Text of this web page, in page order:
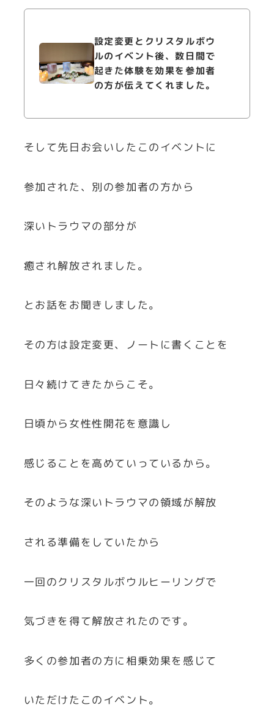
設定変更とクリスタルボウ
ルのイベント後、数日間で
起きた体験を効果を参加者
の方が伝えてくれました。
そして先日お会いしたこのイベントに
参加された、別の参加者の方から
深いトラウマの部分が
癒され解放されました。
とお話をお聞きしました。
その方は設定変更、ノートに書くことを
日々続けてきたからこそ。
日頃から女性性開花を意識し
感じることを高めていっているから。
そのような深いトラウマの領域が解放
される準備をしていたから
一回のクリスタルボウルヒーリングで
気づきを得て解放されたのです。
多くの参加者の方に相乗効果を感じて
いただけたこのイベント。